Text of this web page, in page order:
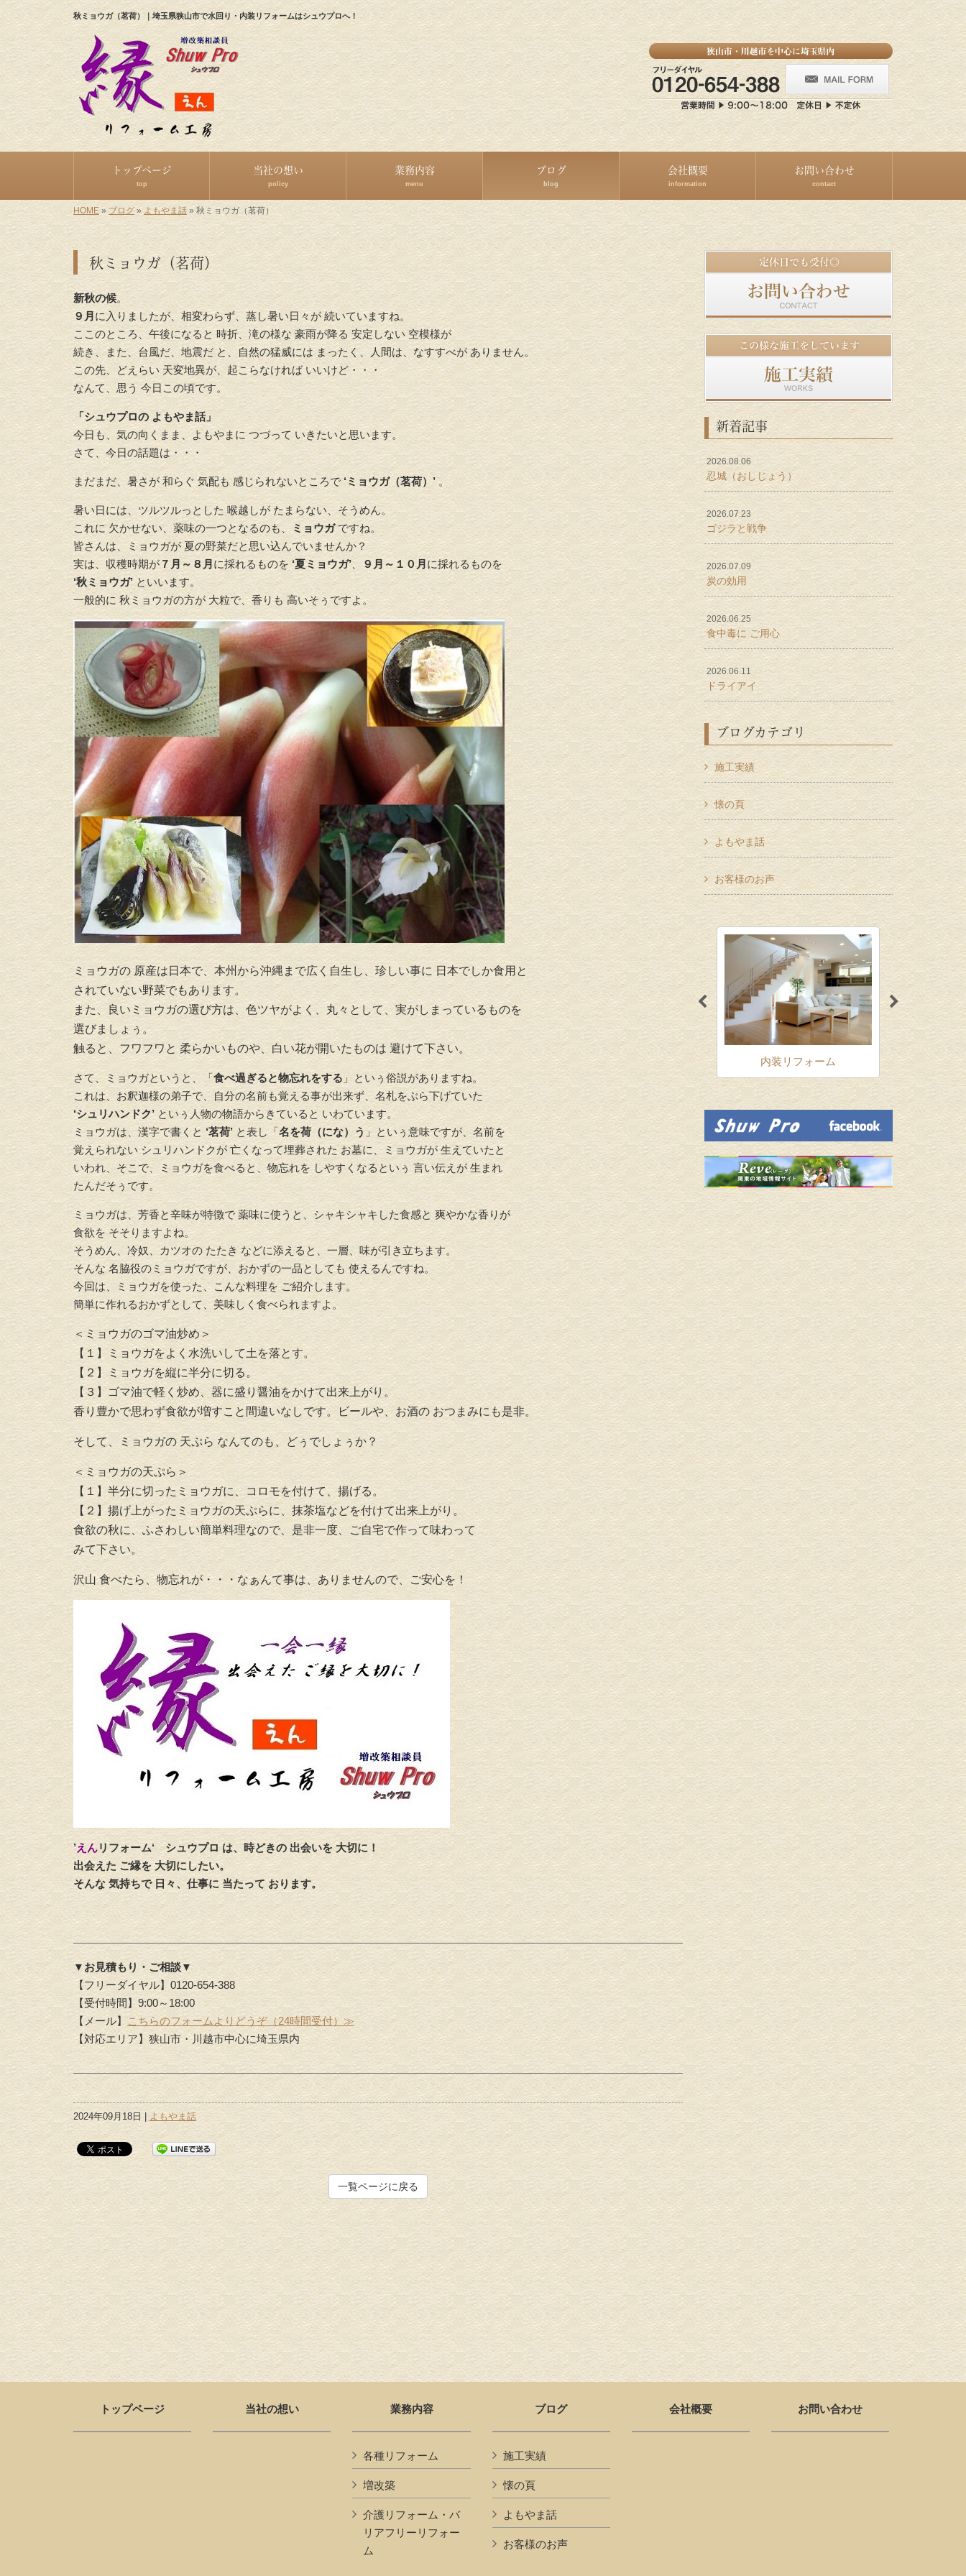
秋ミョウガ（茗荷）｜埼玉県狭山市で水回り・内装リフォームはシュウプロへ！
トップページ
top
当社の想い
policy
業務内容
menu
ブログ
blog
会社概要
information
お問い合わせ
contact
HOME» ブログ » よもやま話 » 秋ミョウガ（茗荷）
秋ミョウガ（茗荷）
新秋の候。
９月 に入りましたが、相変わらず、蒸し暑い日々が 続いていますね。
ここのところ、午後になると 時折、滝の様な 豪雨が降る 安定しない 空模様が
続き、また、台風だ、地震だ と、自然の猛威には まったく、人間は、なすすべが ありません。
この先、どえらい 天変地異が、起こらなければ いいけど・・・
なんて、思う 今日この頃です。
「シュウプロの よもやま話」
今日も、気の向くまま、よもやまに つづって いきたいと思います。
さて、今日の話題は・・・
まだまだ、暑さが 和らぐ 気配も 感じられないところで ‘ミョウガ（茗荷）’。
暑い日には、ツルツルっとした 喉越しが たまらない、そうめん。
これに 欠かせない、薬味の一つとなるのも、
ミョウガですね。
皆さんは、ミョウガが 夏の野菜だと思い込んでいませんか？
実は、収穫時期が ７月～８月 に採れるものを ‘夏ミョウガ’、 ９月～１０月 に採れるものを
‘秋ミョウガ’ といいます。
一般的に 秋ミョウガの方が 大粒で、香りも 高いそぅですよ。
ミョウガの 原産は日本で、本州から沖縄まで広く自生し、珍しい事に 日本でしか食用と
されていない野菜でもあります。
また、良いミョウガの選び方は、色ツヤがよく、丸々として、実がしまっているものを
選びましょぅ。
触ると、フワフワと 柔らかいものや、白い花が開いたものは 避けて下さい。
さて、ミョウガというと、「食べ過ぎると物忘れをする 」といぅ俗説がありますね。
これは、お釈迦様の弟子で、自分の名前も覚える事が出来ず、名札をぶら下げていた
‘シュリハンドク’ といぅ人物の物語からきていると いわています。
ミョウガは、漢字で書くと ‘茗荷’ と表し「名を荷（にな）う 」といぅ意味ですが、名前を
覚えられない シュリハンドクが 亡くなって埋葬された お墓に、ミョウガが 生えていたと
いわれ、そこで、ミョウガを食べると、物忘れを しやすくなるといぅ 言い伝えが 生まれ
たんだそぅです。
ミョウガは、芳香と辛味が特徴で 薬味に使うと、シャキシャキした食感と 爽やかな香りが
食欲を そそりますよね。
そうめん、冷奴、カツオの たたき などに添えると、一層、味が引き立ちます。
そんな 名脇役のミョウガですが、おかずの一品としても 使えるんですね。
今回は、ミョウガを使った、こんな料理を ご紹介します。
簡単に作れるおかずとして、美味しく食べられますよ。
＜ミョウガのゴマ油炒め＞
【１】ミョウガをよく水洗いして土を落とす。
【２】ミョウガを縦に半分に切る。
【３】ゴマ油で軽く炒め、器に盛り醤油をかけて出来上がり。
香り豊かで思わず食欲が増すこと間違いなしです。ビールや、お酒の おつまみにも是非。
そして、ミョウガの 天ぷら なんてのも、どぅでしょぅか？
＜ミョウガの天ぷら＞
【１】半分に切ったミョウガに、コロモを付けて、揚げる。
【２】揚げ上がったミョウガの天ぷらに、抹茶塩などを付けて出来上がり。
食欲の秋に、ふさわしい簡単料理なので、是非一度、ご自宅で作って味わって
みて下さい。
沢山 食べたら、物忘れが・・・なぁんて事は、ありませんので、ご安心を！
’えんリフォーム‘シュウプロ は、時どきの 出会いを 大切に！
出会えた ご縁を 大切にしたい。
そんな 気持ちで 日々、仕事に 当たって おります。
▼お見積もり・ご相談▼
【フリーダイヤル】0120-654-388
【受付時間】9:00～18:00
【メール】 こちらのフォームよりどうぞ（24時間受付）≫
【対応エリア】狭山市・川越市中心に埼玉県内
2024年09月18日 | よもやま話
一覧ページに戻る
新着記事
2026.08.06
忍城（おしじょう）
2026.07.23
ゴジラと戦争
2026.07.09
炭の効用
2026.06.25
食中毒に ご用心
2026.06.11
ドライアイ
ブログカテゴリ
施工実績
懐の頁
よもやま話
お客様のお声
介護リフォーム・バリアフリ
ーリフォーム
水回りリフォーム 内装リフォーム
トップページ 当社の想い 業務内容
各種リフォーム
増改築
介護リフォーム・バ
リアフリーリフォー
ム
ブログ
施工実績
懐の頁
よもやま話
お客様のお声
会社概要 お問い合わせ